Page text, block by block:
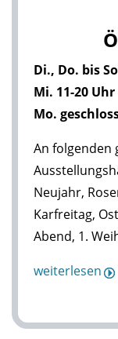
Di., Do. bis
Mi. 11-20 Uhr
Mo.
An folgenden
Neujahr,
Karfreitag,
Abend, 1.
weiterlesen